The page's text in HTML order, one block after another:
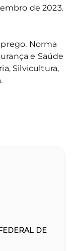
de 2023.
Norma
e Saúde
Silvicultura,
DE